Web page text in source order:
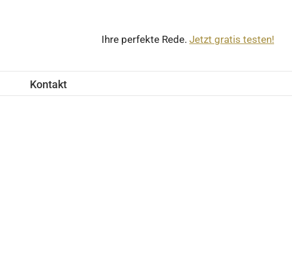
Ihre perfekte Rede. Jetzt gratis testen!
Kontakt